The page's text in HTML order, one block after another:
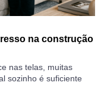
na construção
nas telas, muitas
sozinho é suficiente